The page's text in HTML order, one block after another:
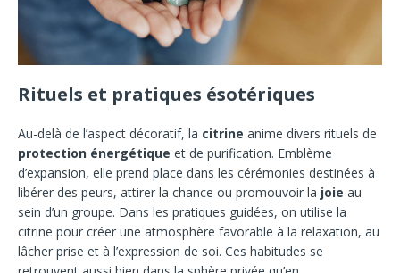
Rituels et pratiques ésotériques
Au-delà de l’aspect décoratif, la citrine anime divers rituels de
protection énergétique et de purification. Emblème
d’expansion, elle prend place dans les cérémonies destinées à
libérer des peurs, attirer la chance ou promouvoir la joie au
sein d’un groupe. Dans les pratiques guidées, on utilise la
citrine pour créer une atmosphère favorable à la relaxation, au
lâcher prise et à l’expression de soi. Ces habitudes se